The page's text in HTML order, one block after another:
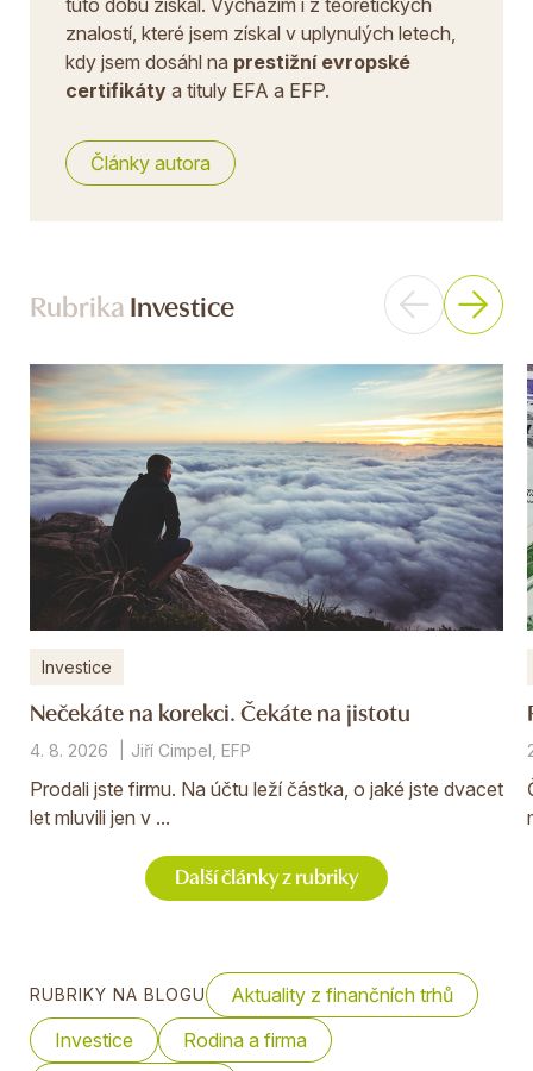
znalostí, které jsem získal v uplynulých letech,
kdy jsem dosáhl na prestižní evropské
certifikáty a tituly EFA a EFP.
Články autora
RubrikaInvestice
Investice
Nečekáte na korekci. Čekáte na jistotu
4. 8. 2026 Jiří Cimpel, EFP
Prodali jste firmu. Na účtu leží částka, o jaké jste dvacet
let mluvili jen v ...
Další články z rubriky
RUBRIKY NA BLOGU
Aktuality z finančních trhů
Investice
Rodina a firma